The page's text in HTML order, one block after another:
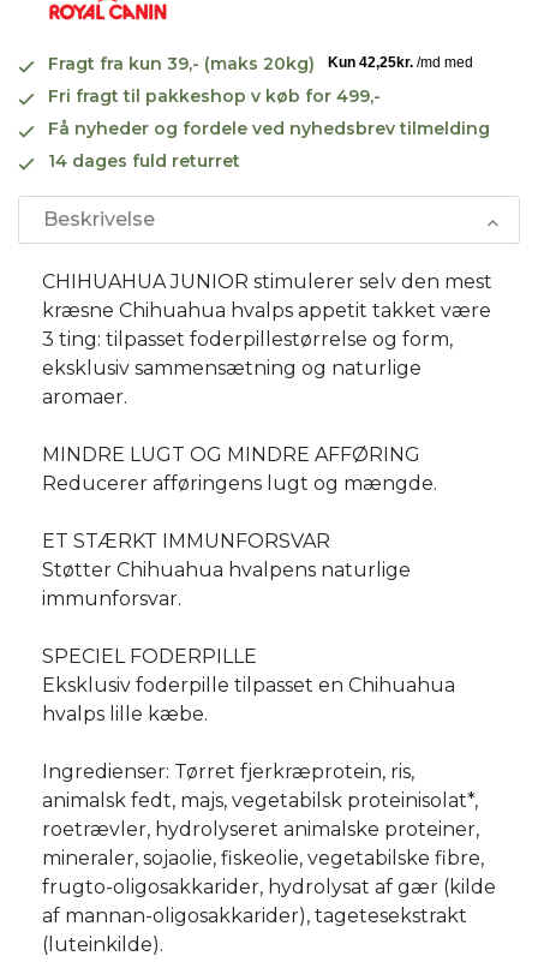
Fragt fra kun 39,- (maks 20kg)
Fri fragt til pakkeshop v køb for 499,-
Få nyheder og fordele ved nyhedsbrev tilmelding
14 dages fuld returret
Beskrivelse
CHIHUAHUA JUNIOR stimulerer selv den mest
kræsne Chihuahua hvalps appetit takket være
3 ting: tilpasset foderpillestørrelse og form,
eksklusiv sammensætning og naturlige
aromaer.
MINDRE LUGT OG MINDRE AFFØRING
Reducerer afføringens lugt og mængde.
ET STÆRKT IMMUNFORSVAR
Støtter Chihuahua hvalpens naturlige
immunforsvar.
SPECIEL FODERPILLE
Eksklusiv foderpille tilpasset en Chihuahua
hvalps lille kæbe.
Ingredienser: Tørret fjerkræprotein, ris,
animalsk fedt, majs, vegetabilsk proteinisolat*,
roetrævler, hydrolyseret animalske proteiner,
mineraler, sojaolie, fiskeolie, vegetabilske fibre,
frugto-oligosakkarider, hydrolysat af gær (kilde
af mannan-oligosakkarider), tagetesekstrakt
(luteinkilde).